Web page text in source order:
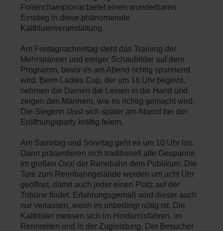
Folienchampionat bietet einen wunderbaren
Einstieg in diese phänomenale
Kaltbluterveranstaltung.
Am Freitagnachmittag steht das Training der
Mehrspänner und einiger Schaubilder auf dem
Programm, bevor es am Abend richtig spannend
wird. Beim Ladies Cup, der um 18 Uhr beginnt,
nehmen die Damen die Leinen in die Hand und
zeigen den Männern, wie es richtig gemacht wird.
Die Siegerin lässt sich später am Abend bei der
Eröffnungsparty kräftig feiern.
Am Samstag und Sonntag geht es um 10 Uhr los.
Dann präsentieren sich traditionell alle Gespanne
im großen Oval der Rennbahn dem Publikum. Die
Tore zum Rennbahngelände werden um acht Uhr
geöffnet, damit auch jeder einen Platz auf der
Tribüne findet. Erfahrungsgemäß wird dieser auch
nur verlassen, wenn es unbedingt nötig ist. Die
Kaltblüter messen sich im Hindernisfahren, im
Rennreiten und in der Zugleistung. Der Besucher